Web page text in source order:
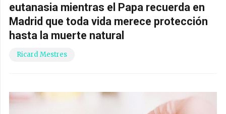
eutanasia mientras el Papa recuerda en
Madrid que toda vida merece protección
hasta la muerte natural
Ricard Mestres